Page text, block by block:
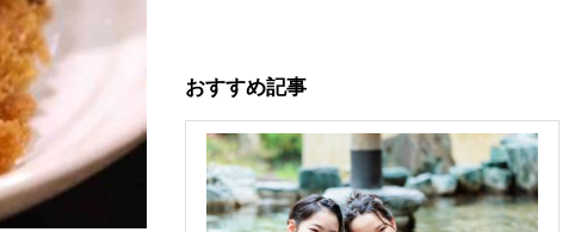
おすすめ記事